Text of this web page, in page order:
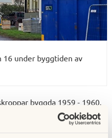
16 under byggtiden av
byggda 1959 - 1960.
med renovering av badrum